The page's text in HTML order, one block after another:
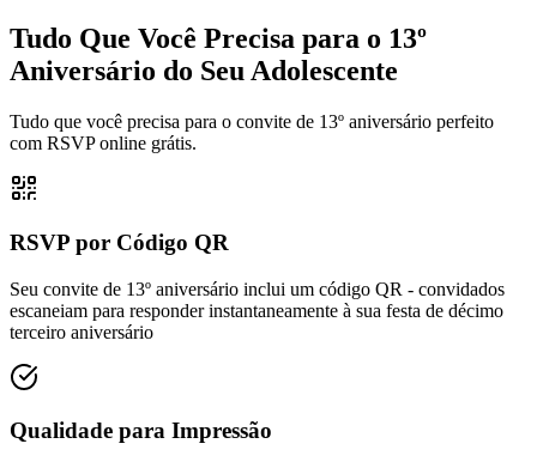
Tudo Que Você Precisa para o 13º
Aniversário do Seu Adolescente
Tudo que você precisa para o convite de 13º aniversário perfeito
com RSVP online grátis.
RSVP por Código QR
Seu convite de 13º aniversário inclui um código QR - convidados
escaneiam para responder instantaneamente à sua festa de décimo
terceiro aniversário
Qualidade para Impressão